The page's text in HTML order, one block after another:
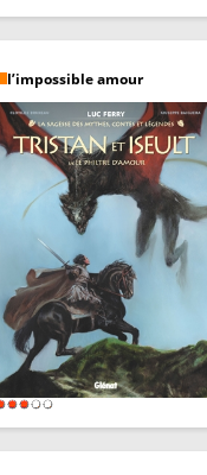
l’impossible amour